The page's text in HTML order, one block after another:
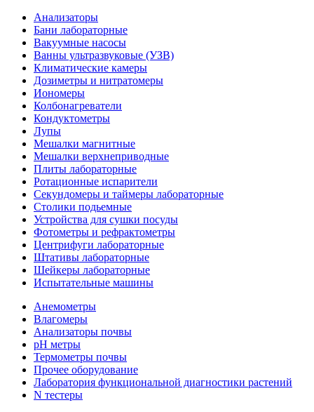
Анализаторы
Бани лабораторные
Вакуумные насосы
Ванны ультразвуковые (УЗВ)
Климатические камеры
Дозиметры и нитратомеры
Иономеры
Колбонагреватели
Кондуктометры
Лупы
Мешалки магнитные
Мешалки верхнеприводные
Плиты лабораторные
Ротационные испарители
Секундомеры и таймеры лабораторные
Столики подьемные
Устройства для сушки посуды
Фотометры и рефрактометры
Центрифуги лабораторные
Штативы лабораторные
Шейкеры лабораторные
Испытательные машины
Анемометры
Влагомеры
Анализаторы почвы
pH метры
Термометры почвы
Прочее оборудование
Лаборатория функциональной диагностики растений
N тестеры